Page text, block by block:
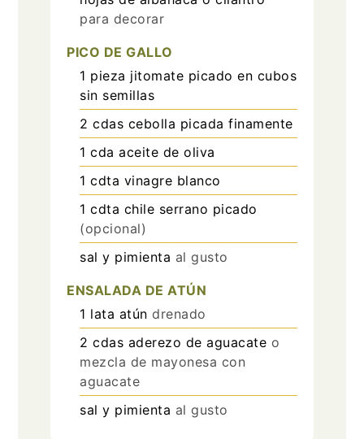
para decorar
PICO DE GALLO
1 pieza jitomate picado en cubos
sin semillas
2 cdas cebolla picada finamente
1 cda aceite de oliva
1 cdta vinagre blanco
1 cdta chile serrano picado
(opcional)
sal y pimienta al gusto
ENSALADA DE ATÚN
1 lata atúndrenado
2 cdas aderezo de aguacate o
mezcla de mayonesa con
aguacate
sal y pimienta al gusto